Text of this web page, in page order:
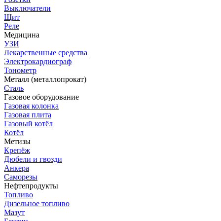
Выключатели
Щит
Реле
Медицина
УЗИ
Лекарственные средства
Электрокардиограф
Тонометр
Металл (металлопрокат)
Сталь
Газовое оборудование
Газовая колонка
Газовая плита
Газовый котёл
Котёл
Метизы
Крепёж
Дюбели и гвозди
Анкера
Саморезы
Нефтепродукты
Топливо
Дизельное топливо
Мазут